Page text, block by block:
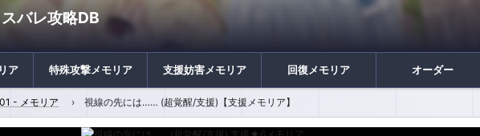
バレ攻略DB
ア 特殊攻撃メモリア 支援妨害メモリア 回復メモリア オーダー
01 - メモリア 視線の先には…… (超覚醒/支援)【支援メモリア】